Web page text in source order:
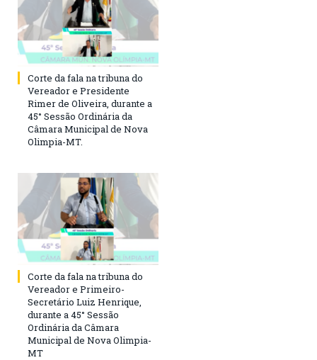
Corte da fala na tribuna do
Vereador e Presidente
Rimer de Oliveira, durante a
45° Sessão Ordinária da
Câmara Municipal de Nova
Olimpia-MT.
Corte da fala na tribuna do
Vereador e Primeiro-
Secretário Luiz Henrique,
durante a 45° Sessão
Ordinária da Câmara
Municipal de Nova Olimpia-
MT